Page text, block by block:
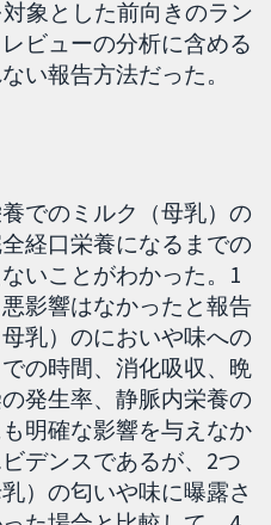
象とした前向きのラン
ビューの分析に含める
い報告方法だった。
でのミルク（母乳）の
経口栄養になるまでの
いことがわかった。1
影響はなかったと報告
乳）のにおいや味への
の時間、消化吸収、晩
発生率、静脈内栄養の
明確な影響を与えなか
デンスであるが、2つ
）の匂いや味に曝露さ